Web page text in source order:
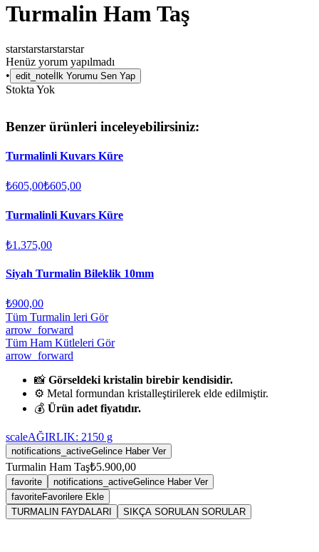
Turmalin Ham Taş
starstarstarstarstar
Henüz yorum yapılmadı
• edit_note İlk Yorumu Sen Yap
Stokta Yok
Benzer ürünleri inceleyebilirsiniz:
Turmalinli Kuvars Küre
₺605,00₺605,00
Turmalinli Kuvars Küre
₺1.375,00
Siyah Turmalin Bileklik 10mm
₺900,00
Tüm Turmalin leri Gör
arrow_forward
Tüm Ham Kütleleri Gör
arrow_forward
📸 Görseldeki kristalin birebir kendisidir.
⚙️ Metal formundan kristalleştirilerek elde edilmiştir.
💰 Ürün adet fiyatıdır.
scaleAĞIRLIK: 2150 g
notifications_activeGelince Haber Ver
Turmalin Ham Taş₺5.900,00
favorite notifications_activeGelince Haber Ver
favoriteFavorilere Ekle
TURMALIN FAYDALARI
SIKÇA SORULAN SORULAR